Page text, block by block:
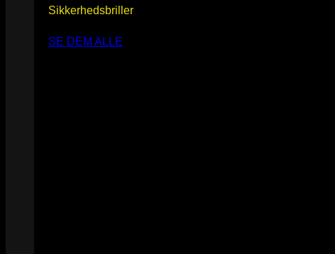
Sikkerhedsbriller
SE DEM ALLE